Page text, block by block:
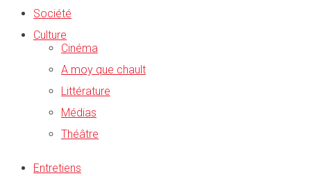
Société
Culture
Cinéma
A moy que chault
Littérature
Médias
Théâtre
Entretiens